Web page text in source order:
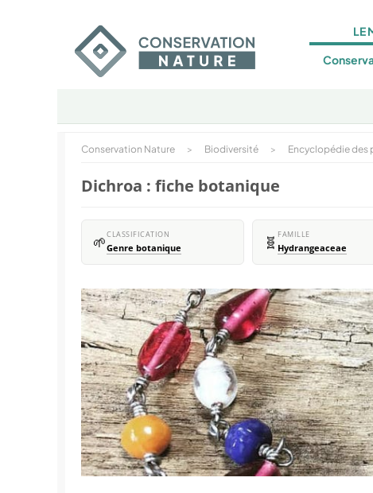
LE
Conservation Nature > Biodiversité > Encyclopédie des
Dichroa : fiche botanique
🌱CLASSIFICATION
Genre botanique 🧬 FAMILLE
Hydrangeaceae